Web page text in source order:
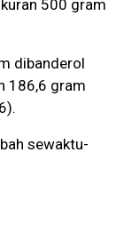
500 gram
dibanderol
186,6 gram
sewaktu-